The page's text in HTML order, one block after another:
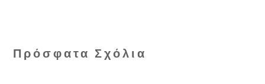
Πρόσφατα Σχόλια